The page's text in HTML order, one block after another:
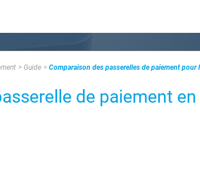
Guide Comparaison des passerelles de paiement pour
de paiement